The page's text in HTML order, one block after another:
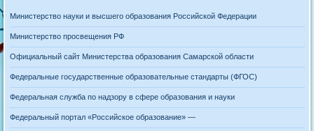
Министерство науки и высшего образования Российской Федерации
Министерство просвещения РФ
Официальный сайт Министерства образования Самарской области
Федеральные государственные образовательные стандарты (ФГОС)
Федеральная служба по надзору в сфере образования и науки
Федеральный портал «Российское образование» —